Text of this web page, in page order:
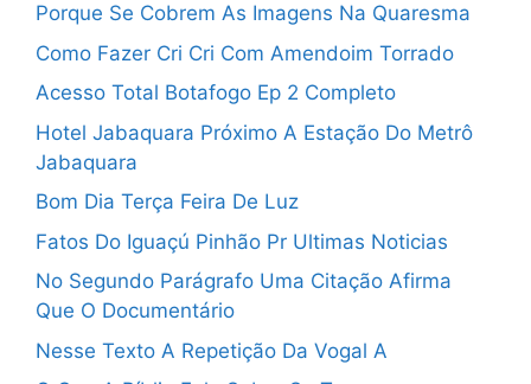
Porque Se Cobrem As Imagens Na Quaresma
Como Fazer Cri Cri Com Amendoim Torrado
Acesso Total Botafogo Ep 2 Completo
Hotel Jabaquara Próximo A Estação Do Metrô
Jabaquara
Bom Dia Terça Feira De Luz
Fatos Do Iguaçú Pinhão Pr Ultimas Noticias
No Segundo Parágrafo Uma Citação Afirma
Que O Documentário
Nesse Texto A Repetição Da Vogal A